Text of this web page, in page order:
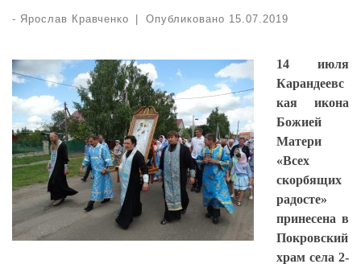
- Ярослав Кравченко Опубликовано 15.07.2019
14 июля
Карандеевс
кая икона
Божией
Матери
«Всех
скорбящих
радосте»
принесена в
Покровский
храм села 2-